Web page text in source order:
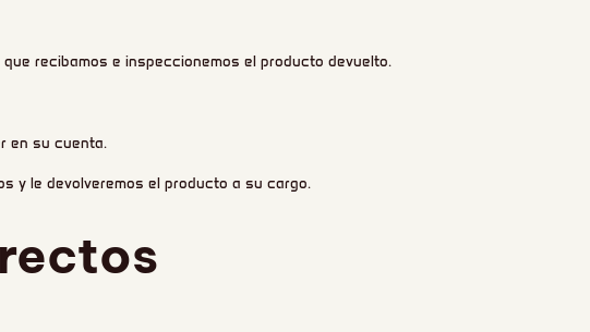
recibamos e inspeccionemos el producto devuelto.
en su cuenta.
y le devolveremos el producto a su cargo.